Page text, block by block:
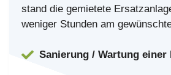
stand die gemietete
weniger Stunden am
Sanierung / Wartung einer